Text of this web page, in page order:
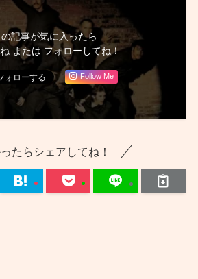
の記事が気に入ったら
または フォローしてね！
Follow Me
たらシェアしてね！